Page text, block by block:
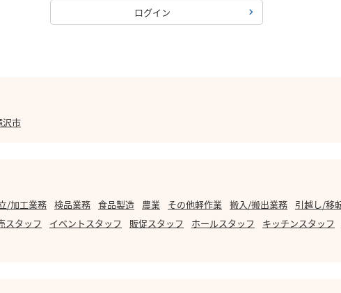
ログイン
沢市
/加工業務 検品業務 食品製造 農業 その他軽作業 搬入/搬出業務 引越し/移
スタッフ イベントスタッフ 販促スタッフ ホールスタッフ キッチンスタッフ